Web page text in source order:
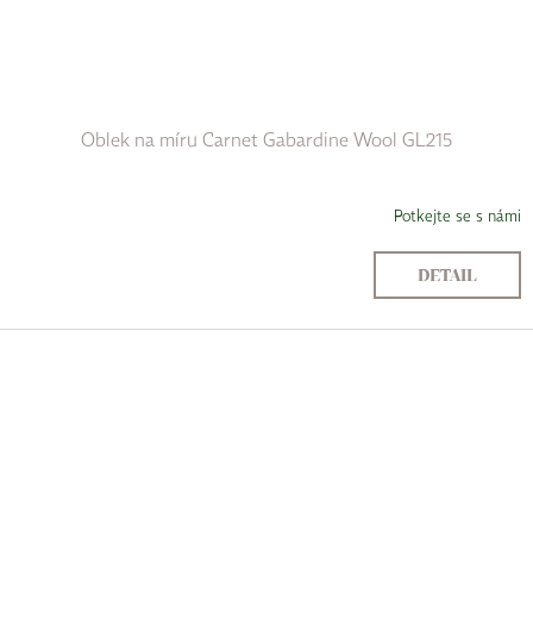
Oblek na míru Carnet Gabardine Wool GL215
Potkejte se s námi
DETAIL